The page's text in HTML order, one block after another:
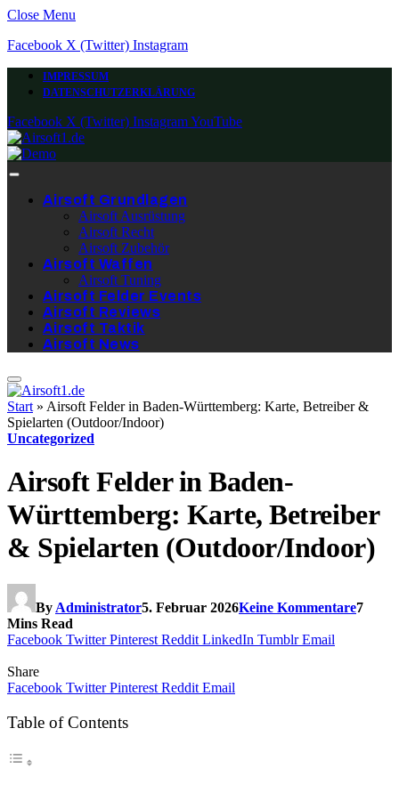
Close Menu
Facebook X (Twitter) Instagram
IMPRESSUM
DATENSCHUTZERKLÄRUNG
Facebook X (Twitter) InstagramYouTube
Airsoft Grundlagen
Airsoft Ausrüstung
Airsoft Recht
Airsoft Zubehör
Airsoft Waffen
Airsoft Tuning
Airsoft Felder Events
Airsoft Reviews
Airsoft Taktik
Airsoft News
Start » Airsoft Felder in Baden-Württemberg: Karte, Betreiber &
Spielarten (Outdoor/Indoor)
Uncategorized
Airsoft Felder in Baden-
Württemberg: Karte, Betreiber
& Spielarten (Outdoor/Indoor)
By Administrator5. Februar 2026Keine Kommentare7
Mins Read
Facebook Twitter Pinterest Reddit LinkedIn Tumblr Email
Share
Facebook Twitter Pinterest Reddit Email
Table of Contents